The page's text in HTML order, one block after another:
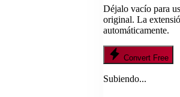
Déjalo vacío para
original. La
automáticamente.
Convert Free
Subiendo...